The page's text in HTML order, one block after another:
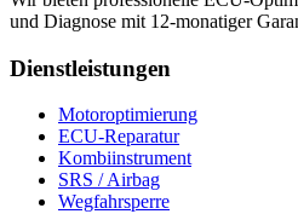
und Diagnose mit 12-monatiger
Dienstleistungen
Motoroptimierung
ECU-Reparatur
Kombiinstrument
SRS / Airbag
Wegfahrsperre